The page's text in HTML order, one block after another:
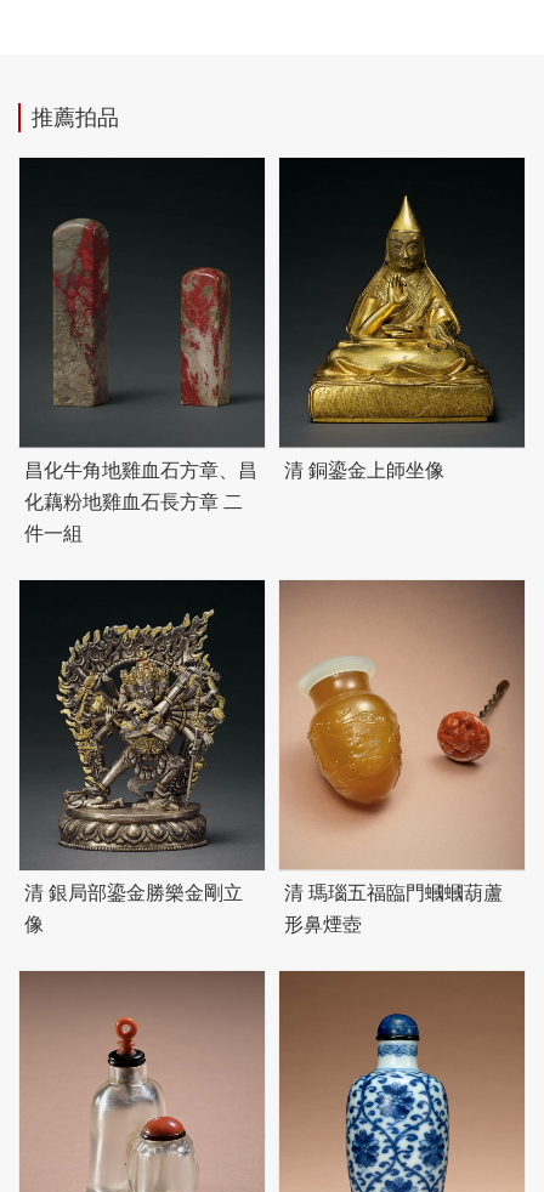
推薦拍品
昌化牛角地雞血石方章、昌
化藕粉地雞血石長方章 二
件一組
清 銅鎏金上師坐像
清 銀局部鎏金勝樂金剛立
像
清 瑪瑙五福臨門蟈蟈葫蘆
形鼻煙壺